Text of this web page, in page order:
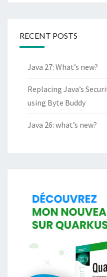
RECENT POSTS
Java 27: What’s new?
Replacing Java’s
using Byte Buddy
Java 26: what’s new?